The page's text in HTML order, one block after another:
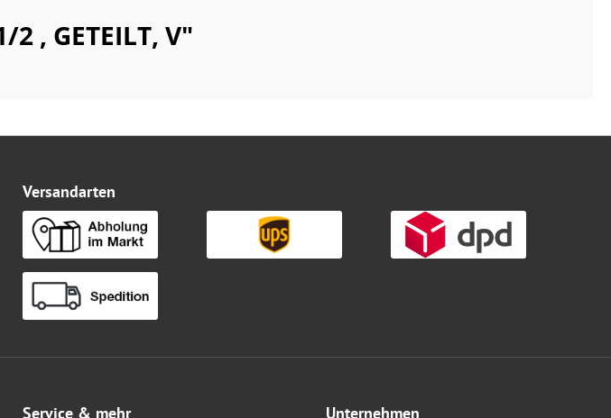
, GETEILT, V"
Versandarten
Service & mehr Unternehmen